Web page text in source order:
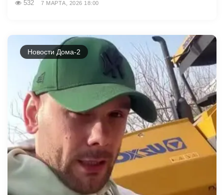
532 7 МАРТА, 2026 18:00
Новости Дома-2